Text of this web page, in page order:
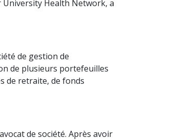
Health Network, a
de gestion de
de plusieurs portefeuilles
de retraite, de fonds
de société. Après avoir